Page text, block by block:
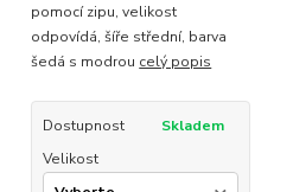
pomocí zipu, velikost
odpovídá, šíře střední, barva
šedá s modrou celý popis
Dostupnost
Skladem
Velikost